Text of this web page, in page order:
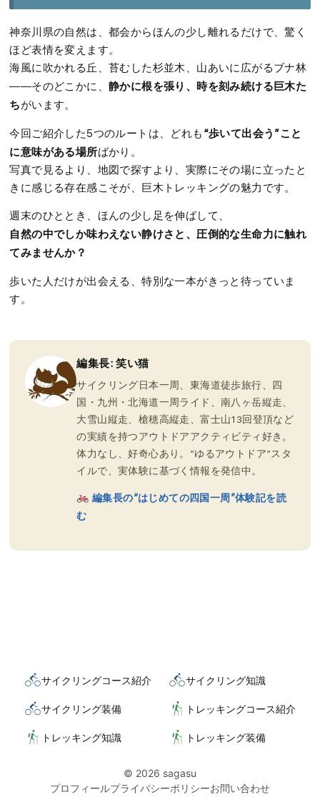
神奈川県の自然は、都会からほんの少し離れるだけで、驚く
ほど表情を変えます。
海風に吹かれる丘、苔むした杉並木、山あいに広がるブナ林
――そのどこかに、静かに根を張り、時を刻み続ける巨木た
ちがいます。
今回ご紹介した5つのルートは、どれも “歩いて出会う”こと
に意味がある場所ばかり。
写真で見るより、地図で探すより、実際にその場に立ったと
きに感じる存在感こそが、巨木トレッキングの魅力です。
週末のひととき、ほんの少し足を伸ばして、
自然の中でしか味わえない静けさと、圧倒的な生命力に触れ
てみませんか？
歩いた人だけが出会える、特別な一本がきっと待っていま
す。
編集長: 笑い猫
サイクリング日本一周、東海道徒歩旅行、四
国・九州・北海道一周ライド、南八ヶ岳縦走、
大雪山縦走、槍穂高縦走、富士山13回登頂など
の実績を持つアウトドアアクティビティ好き。
体力なし、好奇心あり。”ゆるアウトドア”スタ
イルで、実体験に基づく情報を発信中。
編集長の“はじめての四国一周”体験記を読
む
サイクリングコース紹介 サイクリング知識
サイクリング装備 トレッキングコース紹介
トレッキング知識 トレッキング装備
© 2026 sagasu
プロフィールプライバシーポリシーお問い合わせ